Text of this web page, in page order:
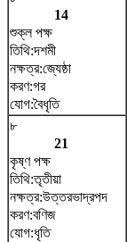
14
শুক্ল পক্ষ
তিথি:দশমী
নক্ষত্র:জ্যেষ্ঠা
করণ:গর
যোগ:বৈধৃতি
৮
21
কৃষ্ণ পক্ষ
তিথি:তৃতীয়া
নক্ষত্র:উত্তরভাদ্রপদ
করণ:বণিজ
যোগ:ধৃতি